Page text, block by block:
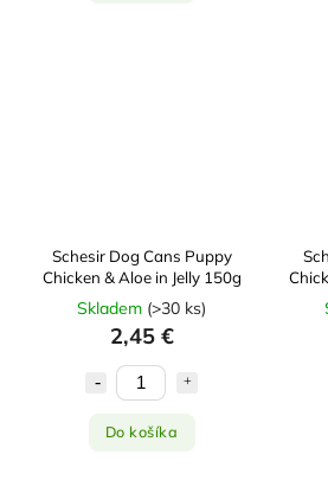
Schesir Dog Cans Puppy
Chicken & Aloe in Jelly 150g
Skladem (>30 ks)
2,45 €
Do košíka